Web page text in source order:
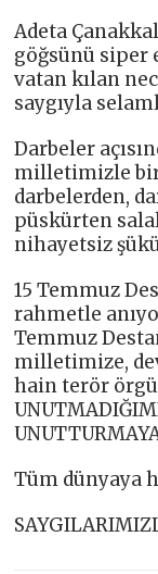
Adeta
göğsünü siper
vatan kılan
saygıyla
Darbeler
milletimizle
darbelerden,
püskürten
nihayetsiz
15 Temmuz
rahmetle
Temmuz
milletimize,
hain terör
Tüm dünyaya